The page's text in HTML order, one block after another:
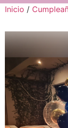
Inicio /